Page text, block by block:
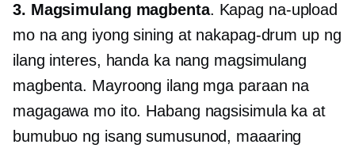
3. Magsimulang magbenta. Kapag na-upload
mo na ang iyong sining at nakapag-drum up ng
ilang interes, handa ka nang magsimulang
magbenta. Mayroong ilang mga paraan na
magagawa mo ito. Habang nagsisimula ka at
bumubuo ng isang sumusunod, maaaring